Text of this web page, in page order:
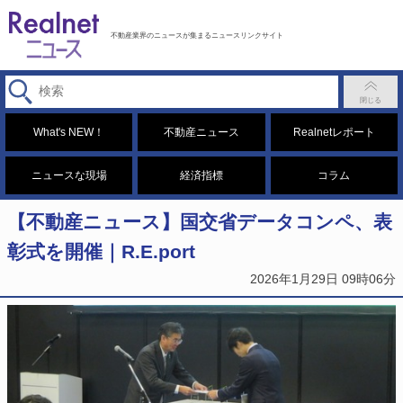
不動産業界のニュースが集まるニュースリンクサイト
What's NEW！ 不動産ニュース Realnetレポート
ニュースな現場 経済指標 コラム
【不動産ニュース】国交省データコンペ、表
彰式を開催｜R.E.port
2026年1月29日 09時06分